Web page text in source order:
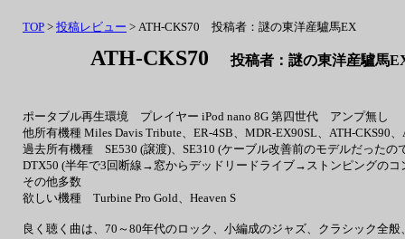
ポータブル再生環境 プレイヤー iPod nano 8G 第四世代 アンプ無し
他所有機種 Miles Davis Tribute、ER-4SB、MDR-EX90SL、ATH-CKS90、
過去所有機種 SE530 (譲渡)、SE310 (ケーブル改善前のモデルだったの
DTX50 (半年で3回断線→窓からデッドリードライブ→ストンピングのコ
その他多数
欲しい機種 Turbine Pro Gold、Heaven S
良く聴く曲は、70～80年代のロック、小編成のジャズ、クラシック全
ATH-CKS70 投稿者：謎の東洋産驢馬
TOP > 投稿レビュー > ATH-CKS70 投稿者：謎の東洋産驢馬EX